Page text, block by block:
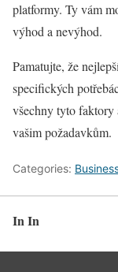
platformy. Ty vám
výhod a nevýhod.
Pamatujte, že
specifických
všechny tyto faktory
vašim požadavkům.
Categories:
In In